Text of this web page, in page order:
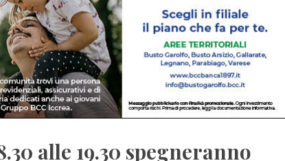
alle 19.30 spegneranno